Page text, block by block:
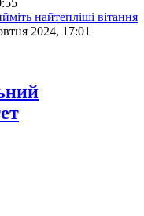
найтепліші вітання
2024, 17:01